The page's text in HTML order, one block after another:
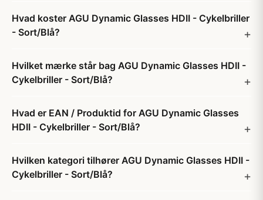
Hvad koster AGU Dynamic Glasses HDII - Cykelbriller
- Sort/Blå?
Hvilket mærke står bag AGU Dynamic Glasses HDII -
Cykelbriller - Sort/Blå?
Hvad er EAN / Produktid for AGU Dynamic Glasses
HDII - Cykelbriller - Sort/Blå?
Hvilken kategori tilhører AGU Dynamic Glasses HDII -
Cykelbriller - Sort/Blå?